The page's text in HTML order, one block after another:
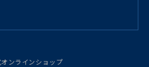
ンラインショップ